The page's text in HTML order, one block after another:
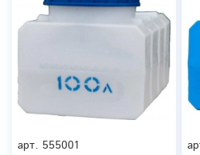
арт. 555001